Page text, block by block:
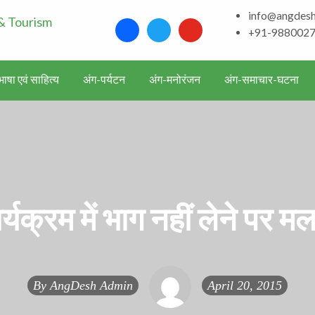
Bhagalpur and
Literature &
facebooktwitteryoutube
+91-
एवं साहित्य अंग-पर्यटन अंग-मनोरंजन अंग-समाचार-घटना
में भाग नहीं लेने पर
By AngDesh Admin April 20, 2015